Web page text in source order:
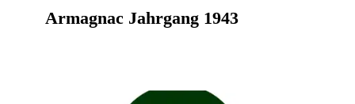
Armagnac Jahrgang 1943